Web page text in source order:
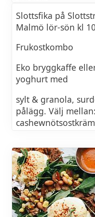
Välj mellan
och efter maten
te med kaka.
att betala med
Se brunchmeny >>
Slottsfika på
Malmö lör-sön kl
Frukostkombo
Eko bryggkaffe
yoghurt med
sylt & granola,
pålägg. Välj
topping
Svensk klassiker
Svenska
Varje tisdag –